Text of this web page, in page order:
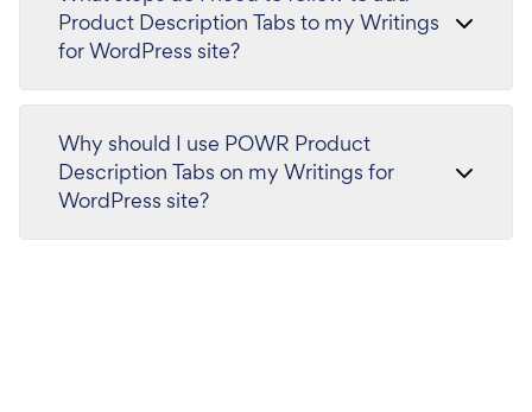
Product Description Tabs to my Writings
for WordPress site?
Why should I use POWR Product
Description Tabs on my Writings for
WordPress site?